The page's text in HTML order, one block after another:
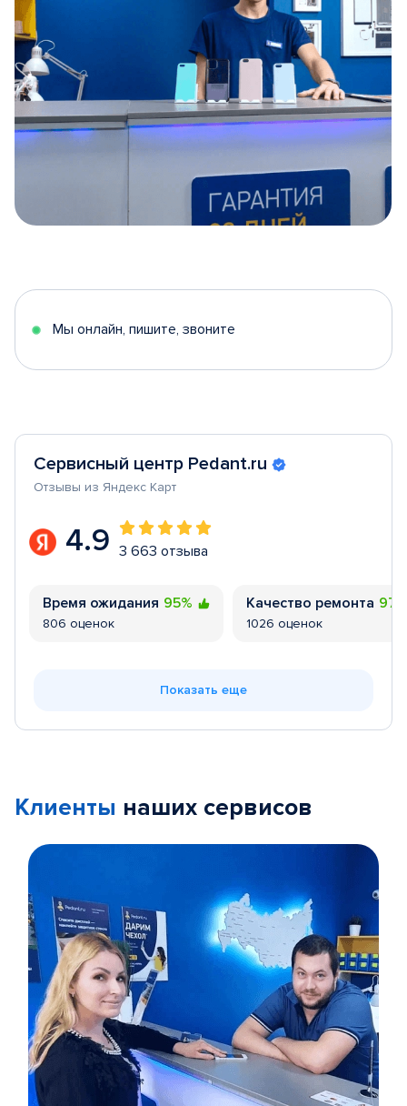
5
Мы онлайн, пишите, звоните
Сервисный центр Pedant.ru
Отзывы из Яндекс Карт
4.9 3 663 отзыва
Время ожидания 95%
806 оценок
Качество ремонта
1026 оценок
Показать еще
Клиенты наших сервисов